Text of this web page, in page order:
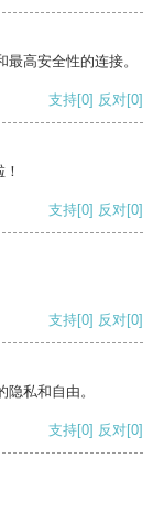
高安全性的连接。
支持[0] 反对[0]
支持[0] 反对[0]
支持[0] 反对[0]
私和自由。
支持[0] 反对[0]